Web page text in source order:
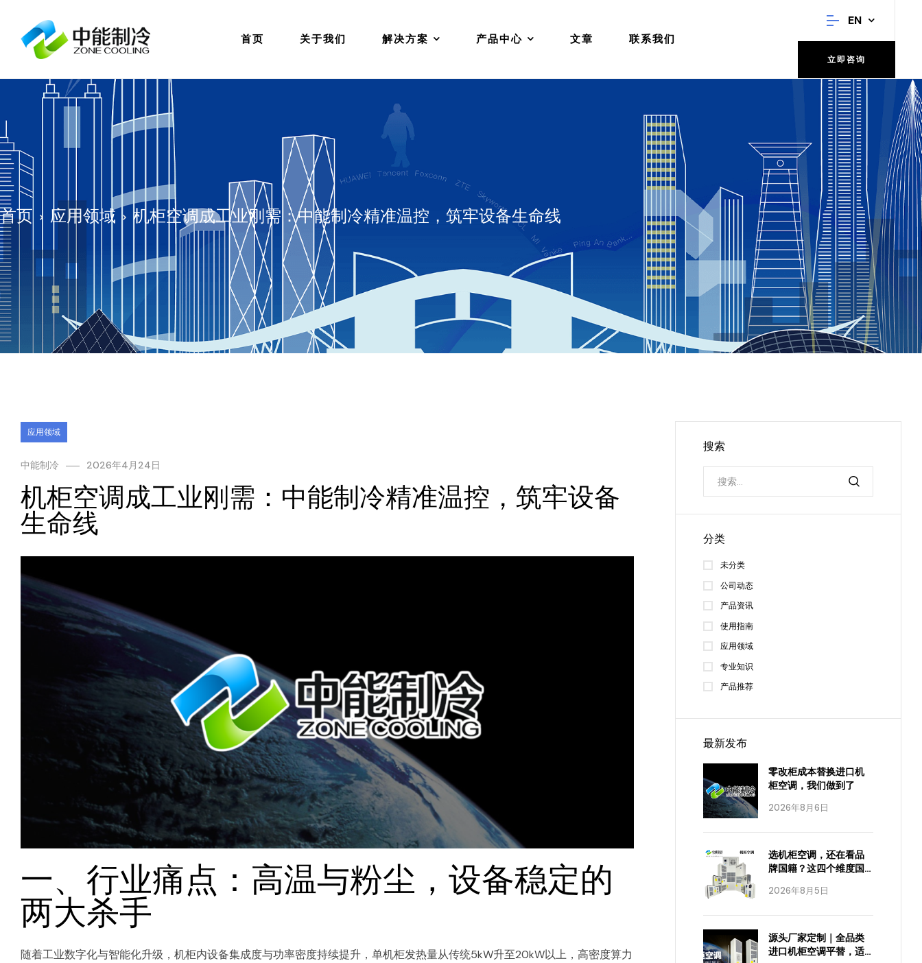
首页 关于我们 解决方案 产品中心 文章 联系我们
EN
立即咨询
首页 应用领域 机柜空调成工业刚需：中能制冷精准温控，筑牢设备生命线
应用领域
中能制冷 2026年4月24日
机柜空调成工业刚需：中能制冷精准温控，筑牢设备
生命线
一、行业痛点：高温与粉尘，设备稳定的
两大杀手
随着工业数字化与智能化升级，机柜内设备集成度与功率密度持续提升，单机柜发热量从传统5kW升至20kW以上，高密度算力
搜索
分类
未分类
公司动态
产品资讯
使用指南
应用领域
专业知识
产品推荐
最新发布
2026年8月6日
零改柜成本替换进口机
柜空调，我们做到了
2026年8月5日
选机柜空调，还在看品
牌国籍？这四个维度国
源头厂家定制｜全品类
进口机柜空调平替，适